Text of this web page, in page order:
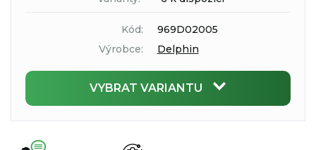
Kód:
969D02005
Výrobce:
Delphin
VYBRAT VARIANTU